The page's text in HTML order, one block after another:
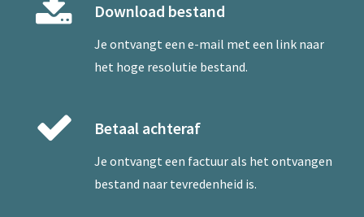
Download bestand
Je ontvangt een e-mail met een link naar
het hoge resolutie bestand.
Betaal achteraf
Je ontvangt een factuur als het ontvangen
bestand naar tevredenheid is.